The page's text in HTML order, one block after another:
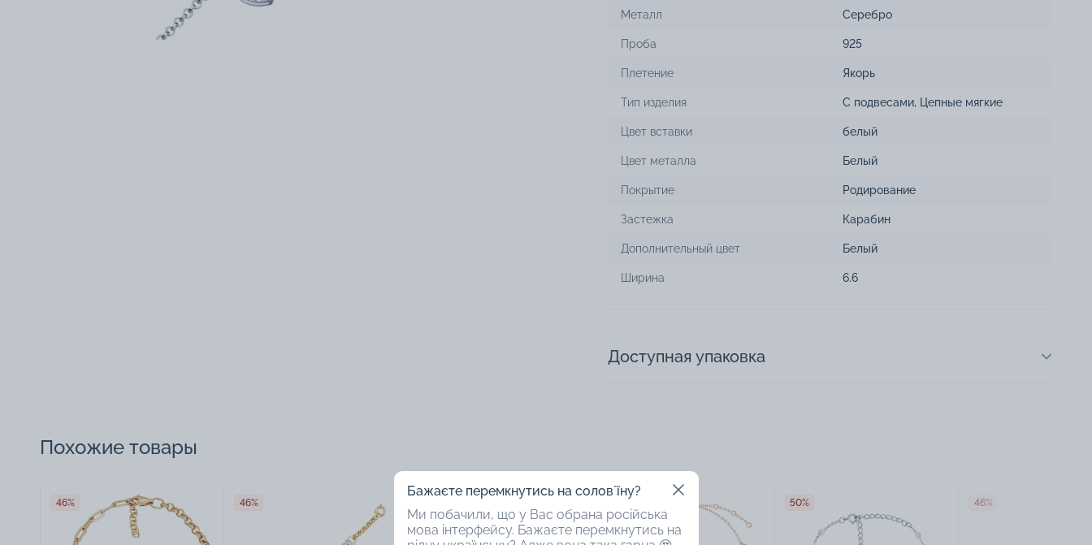
Металл Серебро
Проба 925
Плетение Якорь
Тип изделия С подвесами, Цепные мягкие
Цвет вставки белый
Цвет металла Белый
Покрытие Родирование
Застежка Карабин
Дополнительный цвет Белый
Ширина 6.6
Доступная упаковка
Похожие товары
46% 46% 50% 46%
Бажаєте перемкнутись на соловʼїну?
Ми побачили, що у Вас обрана російська
мова інтерфейсу. Бажаєте перемкнутись на